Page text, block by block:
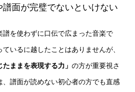
面が完璧でないといけない
を使わずに口伝で広まった音楽で
いるに越したことはありませんが、
たままを表現する力」 の方が重要視さ
譜面が読めない初心者の方でも直感